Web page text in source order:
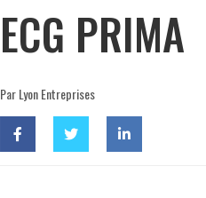
ECG PRIMA
Par Lyon Entreprises